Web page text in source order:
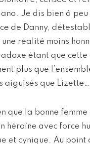
Je dis bien à peu
de Danny,
réalité moins
étant que cette
plus que
aiguisés que Lizette…
que la bonne femme
héroïne avec force
et cynique. Au point